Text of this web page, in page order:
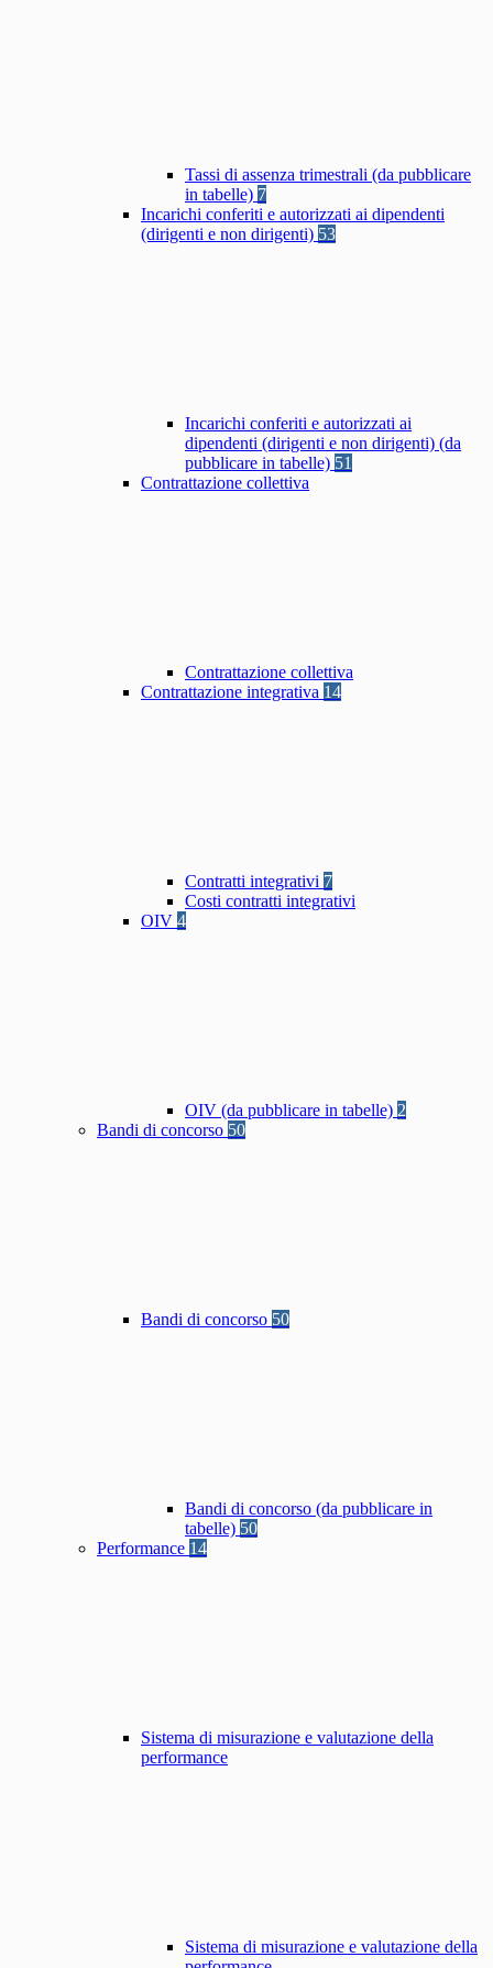
Tassi di assenza trimestrali (da pubblicare
in tabelle) 7
Incarichi conferiti e autorizzati ai dipendenti
(dirigenti e non dirigenti) 53
Incarichi conferiti e autorizzati ai
dipendenti (dirigenti e non dirigenti) (da
pubblicare in tabelle) 51
Contrattazione collettiva
Contrattazione collettiva
Contrattazione integrativa 14
Contratti integrativi 7
Costi contratti integrativi
OIV 4
OIV (da pubblicare in tabelle) 2
Bandi di concorso 50
Bandi di concorso 50
Bandi di concorso (da pubblicare in
tabelle) 50
Performance 14
Sistema di misurazione e valutazione della
performance
Sistema di misurazione e valutazione della